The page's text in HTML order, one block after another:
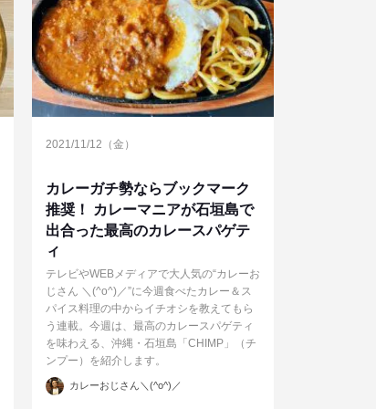
2021/11/12（金）
カレーガチ勢ならブックマーク
推奨！ カレーマニアが石垣島で
出合った最高のカレースパゲテ
ィ
テレビやWEBメディアで大人気の“カレーお
じさん ＼(^o^)／”に今週食べたカレー＆ス
パイス料理の中からイチオシを教えてもら
う連載。今週は、最高のカレースパゲティ
を味わえる、沖縄・石垣島「CHIMP」（チ
ンプー）を紹介します。
投
稿
カレーおじさん＼(^o^)／